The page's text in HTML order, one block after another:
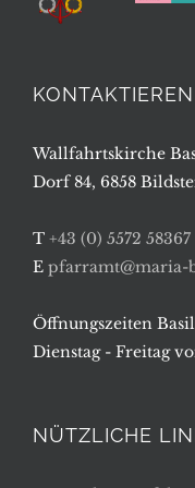
Wallfahrtskirche
Dorf 84, 6858
T +43 (0) 5572 58367
E pfarramt@maria-
Öffnungszeiten
Dienstag - Freitag
NÜTZLICHE